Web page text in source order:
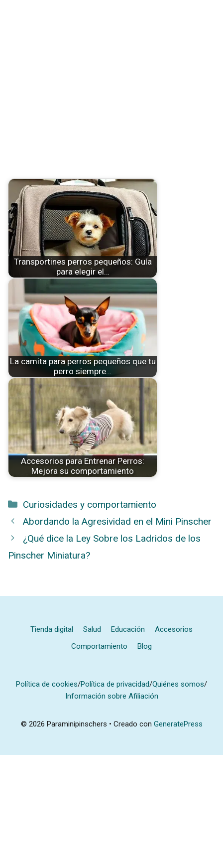
Transportines perros pequeños: Guía
para elegir el…
La camita para perros pequeños que tu
perro siempre…
Accesorios para Entrenar Perros:
Mejora su comportamiento
Categorías
Curiosidades y comportamiento
Abordando la Agresividad en el Mini Pinscher
¿Qué dice la Ley Sobre los Ladridos de los
Pinscher Miniatura?
Tienda digital Salud Educación
Accesorios
Comportamiento
Blog
Política de cookies/Política de privacidad/Quiénes somos/
Información sobre Afiliación
© 2026 Paraminipinschers • Creado con GeneratePress